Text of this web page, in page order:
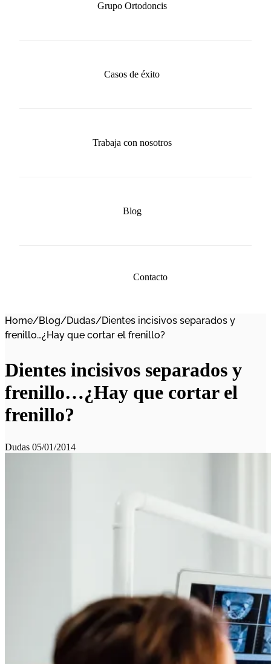
Grupo Ortodoncis
Casos de éxito
Trabaja con nosotros
Blog
Contacto
Home/Blog/Dudas/Dientes incisivos separados y
frenillo…¿Hay que cortar el frenillo?
Dientes incisivos separados y
frenillo…¿Hay que cortar el
frenillo?
Dudas 05/01/2014